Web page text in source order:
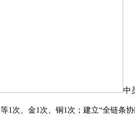
中
1次、金1次、铜1次；建立“全链